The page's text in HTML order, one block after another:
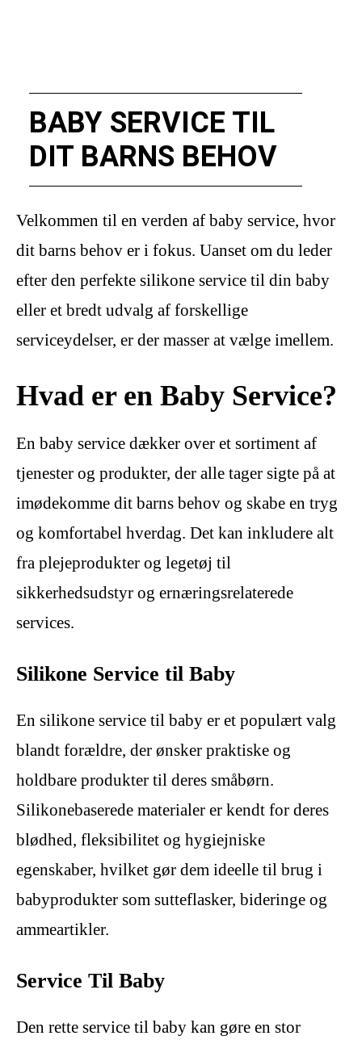
BABY SERVICE TIL
DIT BARNS BEHOV
Velkommen til en verden af baby service, hvor
dit barns behov er i fokus. Uanset om du leder
efter den perfekte silikone service til din baby
eller et bredt udvalg af forskellige
serviceydelser, er der masser at vælge imellem.
Hvad er en Baby Service?
En baby service dækker over et sortiment af
tjenester og produkter, der alle tager sigte på at
imødekomme dit barns behov og skabe en tryg
og komfortabel hverdag. Det kan inkludere alt
fra plejeprodukter og legetøj til
sikkerhedsudstyr og ernæringsrelaterede
services.
Silikone Service til Baby
En silikone service til baby er et populært valg
blandt forældre, der ønsker praktiske og
holdbare produkter til deres småbørn.
Silikonebaserede materialer er kendt for deres
blødhed, fleksibilitet og hygiejniske
egenskaber, hvilket gør dem ideelle til brug i
babyprodukter som sutteflasker, bideringe og
ammeartikler.
Service Til Baby
Den rette service til baby kan gøre en stor